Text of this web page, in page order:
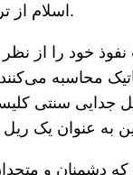
اسلام از ترکیه کمک می‌گیرند.
نفوذ خود را از
محاسبه
جدایی سنتی
که دشمنان و